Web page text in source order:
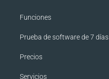
Funciones
Prueba de software de 7 días
Precios
Servicios